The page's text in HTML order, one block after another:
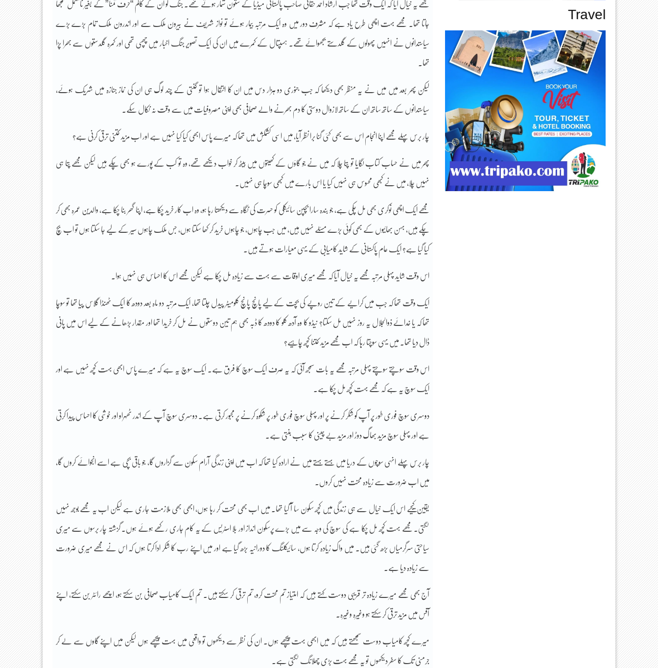
مجھے یہ خیال آیا کہ ایک وقت تھا جب ارشاد احمد حقانی صاحب پاکستانی میڈیا کے ستون شمار ہوتے تھے۔ جنگ کو ان کے کالم “حرف تمنا” کے بغیر نامکمل سمجھا
جاتا تھا۔ مجھے بہت اچھی طرح یاد ہے کہ مشرف دور میں وہ ایک مرتبہ بیمار ہوئے تو نواز شریف نے بیرون ملک سے اور اندرون ملک تمام بڑے بڑے
سیاستدانوں نے انہیں پھولوں کے گلدستے بجھوائے تھے۔ ہسپتال کے کمرے میں ان کی ایک تصویر جنگ اخبار میں چھپی تھی اور کمرہ گلدستوں سے بھرا پڑا
تھا۔
لیکن پھر بعد میں میں نے یہ منظر بھی دیکھا کہ جب جنوری دو ہزار دس میں ان کا انتقال ہوا تو گنتی کے چند لوگ ہی ان کی نماز جنازہ میں شریک ہوئے،
سیاستدانوں کے ساتھ ساتھ ان کے ساتھ لازوال دوستی کا دم بھرنے والے صحافی بھی اپنی مصروفیات میں سے وقت نہ نکال سکے۔
چار برس پہلے مجھے اپنا انجام اس سے بھی کئی گنا برا نظر آیا، میں اسی کشمکش میں تھا کہ میرے پاس ابھی کیا کیا نہیں ہے اور اب مزید کتنی ترقی کرنی ہے؟
پھر میں نے حساب کتاب لگایا تو پتا چلا کہ میں نے جو گاؤں کے کھیتوں میں بیٹھ کر خواب دیکھے تھے، وہ تو کب کے پورے ہو بھی چکے ہیں لیکن مجھے پتا ہی
نہیں چلا، میں نے کبھی محسوس ہی نہیں کیا یا اس بارے میں کبھی سوچا ہی نہیں۔
مجھے ایک اچھی نوکری بھی مل چکی ہے، جو بندہ سارا بچپن سائیکلی کو حسرت کی نگاہ سے دیکھتا رہا ہو، وہ اب کار خرید چکا ہے، اپنا گھر بنا چکا ہے، والدین عمرہ بھی کر
چکے ہیں، بہن بھائیوں کے بھی کوئی بڑے مسئلے نہیں ہیں، میں جب چاہوں، جو چاہوں خرید کر کھا سکتا ہوں، جس ملک چاہوں سیر کے لیے جا سکتا ہوں تو اب بچ
کیا گیا ہے؟ ایک عام پاکستانی کے شاید کامیابی کے یہی معیارات ہوتے ہیں۔
اس وقت شاید پہلی مرتبہ مجھے یہ خیال آیا کہ مجھے میری اوقات سے بہت سے زیادہ مل چکا ہے لیکن مجھے اس کا احساس ہی نہیں ہوا۔
ایک وقت تھا کہ جب میں کرایے کے تین روپے کی بچت کے لیے پانچ پانچ کلومیٹر پیدل چلتا تھا، ایک مرتبہ دو ماہ بعد دودھ کا ایک ٹھنڈا گلاس پیا تھا تو سوچا
تھا کہ یا خدائے ذوالجلال یہ روز نہیں مل سکتا؟ نیڈو کا وہ آدھ کلو کا دودھ کا ڈبہ بھی ہم تین دوستوں نے مل کر خریدا تھا اور مقدار بڑھانے کے لیے اس میں پانی
ڈال دیا تھا۔ میں یہی سوچتا رہا کہ اب مجھے مزید کتنا کچھ چاہیے؟
اس وقت سوچتے سوچتے پہلی مرتبہ مجھے یہ بات سمجھ آئی کہ یہ صرف ایک سوچ کا فرق ہے۔ ایک سوچ یہ ہے کہ میرے پاس ابھی بہت کچھ نہیں ہے اور
ایک سوچ یہ ہے کہ مجھے بہت کچھ مل چکا ہے۔
دوسری سوچ فوری طور پر آپ کو شکر کرنے پر اور پہلی سوچ فوری طور پر شکوہ کرنے پر مجبور کرتی ہے۔ دوسری سوچ آپ کے اندر ٹھہراو اور خوشی کا احساس پیدا کرتی
ہے اور پہلی سوچ مزید بھاگ دوڑ اور مزید بے چینی کا سبب بنتی ہے۔
چار برس پہلے انہی سوچوں کے دریا میں بہتے بہتے میں نے ارادہ کیا تھا کہ اب میں اپنی زندگی آرام سکون سے گزاروں گا، جو باقی بچی ہے اسے انجوائے کروں گا،
میں اب ضرورت سے زیادہ محنت نہیں کروں۔
یقین کیجیے اس ایک خیال سے ہی زندگی میں کچھ سکون سا آ گیا تھا۔ میں اب بھی محنت کر رہا ہوں، ابھی بھی ملازمت جاری ہے لیکن اب یہ مجھے بوجھ نہیں
لگتی۔ مجھے بہت کچھ مل چکا ہے کی سوچ کی وجہ سے میں بڑے پرسکون انداز اور بلا اسٹریس کے یہ کام جاری رکھے ہوئے ہوں۔ گزشتہ چار برسوں سے میری
سیاحتی سرگرمیاں بڑھ گئی ہیں۔ میں واک زیادہ کرتا ہوں، سائیکلنگ کا دورانیہ بڑھ گیا ہے اور میں اپنے رب کا شکر ادا کرتا ہوں کہ اس نے مجھے میری ضرورت
سے زیادہ دیا ہے۔
آج بھی مجھے میرے زیادہ تر قریبی دوست کہتے ہیں کہ امتیاز تم محنت کرو، تم ترقی کر سکتے ہیں۔ تم ایک کامیاب صحافی بن سکتے ہو، اچھے رائٹر بن سکتے، اپنے
آفس میں مزید ترقی کر سکتے ہو وغیرہ وغیرہ۔
میرے کچھ کامیاب دوست سمجھتے ہیں کہ میں ابھی بہت پیچھے ہوں۔ ان کی نظر سے دیکھوں تو واقعی میں بہت پیچھے ہوں لیکن میں اپنے گاوں سے لے کر
جرمنی تک کا سفر دیکھوں تو یہ مجھے بہت بڑی چھلانگ لگتی ہے۔
Travel